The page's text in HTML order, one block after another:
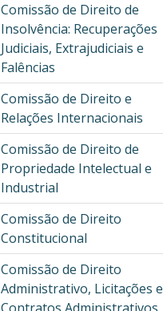
Comissão de Direito de
Insolvência: Recuperações
Judiciais, Extrajudiciais e
Falências
Comissão de Direito e
Relações Internacionais
Comissão de Direito de
Propriedade Intelectual e
Industrial
Comissão de Direito
Constitucional
Comissão de Direito
Administrativo, Licitações e